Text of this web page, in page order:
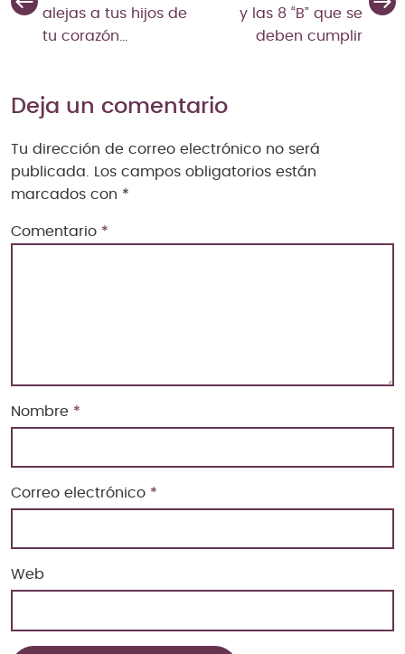
alejas a tus hijos de
tu corazón…
y las 8 “B” que se
deben cumplir
Deja un comentario
Tu dirección de correo electrónico no será
publicada. Los campos obligatorios están
marcados con *
Comentario *
Nombre *
Correo electrónico *
Web